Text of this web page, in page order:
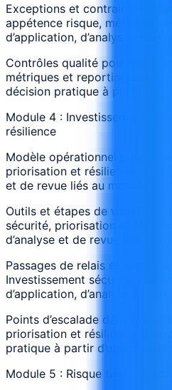
Exceptions et contraintes
appétence risque, métriques
d’application, d’analyse et de
Contrôles qualité pour
métriques et reporting board
décision pratique à partir
Module 4 : Investissement
résilience
Modèle opérationnel pour
priorisation et résilience :
et de revue liés au module
Outils et étapes de workflow
sécurité, priorisation et
d’analyse et de revue liés au
Passages de relais et
Investissement sécurité,
d’application, d’analyse et de
Points d’escalade dans
priorisation et résilience :
pratique à partir d’un scénario
Module 5 : Risque tiers, cloud,